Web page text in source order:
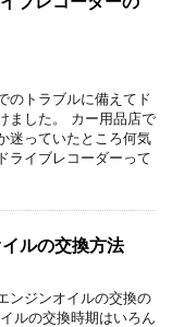
のトラブルに備えてド
ました。 カー用品店で
迷っていたところ何気
ライブレコーダーって
ルの交換方法
ンジンオイルの交換の
ルの交換時期はいろん